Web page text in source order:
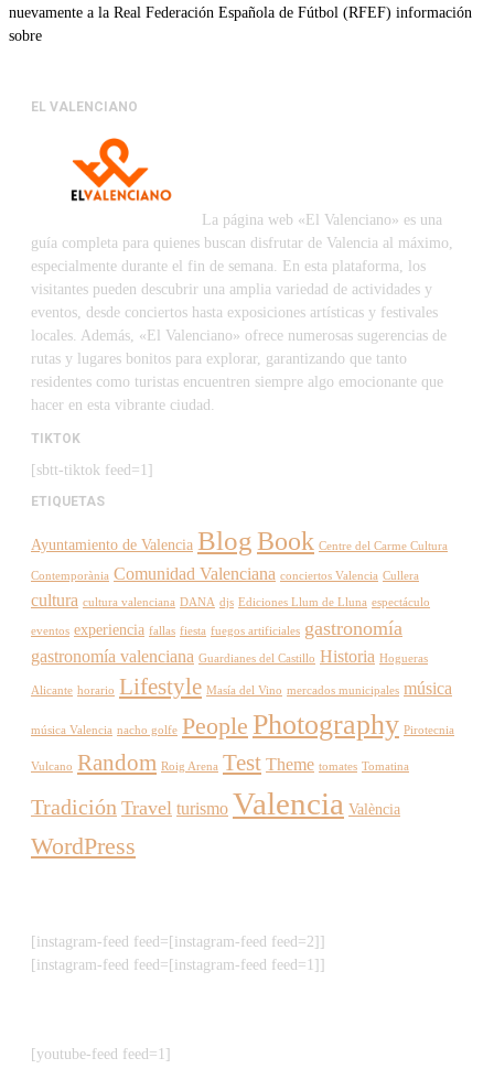
nuevamente a la Real Federación Española de Fútbol (RFEF) información
sobre
EL VALENCIANO
La página web «El Valenciano» es una
guía completa para quienes buscan disfrutar de Valencia al máximo,
especialmente durante el fin de semana. En esta plataforma, los
visitantes pueden descubrir una amplia variedad de actividades y
eventos, desde conciertos hasta exposiciones artísticas y festivales
locales. Además, «El Valenciano» ofrece numerosas sugerencias de
rutas y lugares bonitos para explorar, garantizando que tanto
residentes como turistas encuentren siempre algo emocionante que
hacer en esta vibrante ciudad.
TIKTOK
[sbtt-tiktok feed=1]
ETIQUETAS
Ayuntamiento de Valencia BlogBook Centre del Carme Cultura
Contemporània Comunidad Valenciana conciertos Valencia Cullera
cultura cultura valenciana DANA djs Ediciones Llum de Lluna espectáculo
eventos experiencia fallas fiesta fuegos artificiales gastronomía
gastronomía valenciana Guardianes del Castillo Historia Hogueras
Alicante horario Lifestyle Masía del Vino mercados municipales música
música Valencia nacho golfe People Photography Pirotecnia
Vulcano Random Roig Arena Test Theme tomates Tomatina
Tradición Travel turismo Valencia València
WordPress
[instagram-feed feed=[instagram-feed feed=2]]
[instagram-feed feed=[instagram-feed feed=1]]
[youtube-feed feed=1]